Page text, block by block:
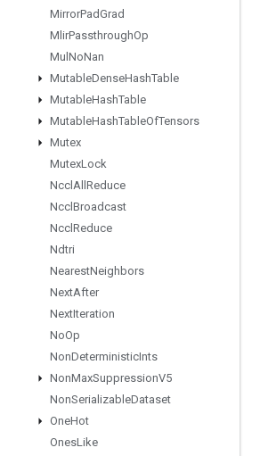
MirrorPadGrad
MlirPassthroughOp
Mul NoNan
MutableDenseHashTable
MutableHashTable
MutableHashTableOfTensors
Mutex
MutexLock
Nccl All Reduce
Nccl Broadcast
Nccl Reduce
Ndtri
NearestNeighbors
NextAfter
NextIteration
NoOp
NonDeterministicInts
NonMaxSuppressionV5
NonSerializableDataset
OneHot
OnesLike